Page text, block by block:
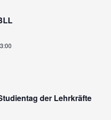
der Lehrkräfte